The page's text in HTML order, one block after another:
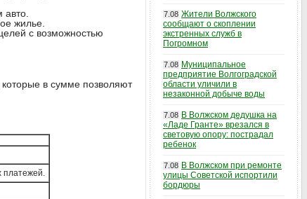
жилье.
с возможностью
в сумме позволяют
платежей.
7.08 Жители Волжского
сообщают о скоплении
экстренных служб в
Погромном
7.08 Муниципальное
предприятие Волгоградской
области уличили в
незаконной добыче воды
7.08 В Волжском дедушка на
«Ладе Гранте» врезался в
световую опору: пострадал
ребенок
7.08 В Волжском при ремонте
улицы Советской испортили
бордюры